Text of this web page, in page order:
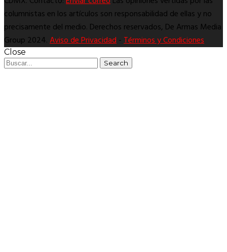
columnistas en los artículos son responsabilidad de ellas y no
precisamente del medio. Derechos reservados, De Armas Media
Group 2024.Aviso de Privacidad-Términos y Condiciones
Close